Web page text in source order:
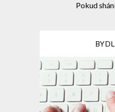
Pokud